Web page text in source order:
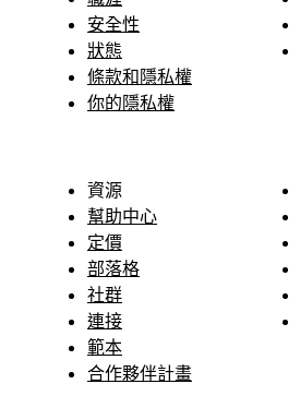
安全性
狀態
條款和隱私權
你的隱私權
資源
幫助中心
定價
部落格
社群
連接
範本
合作夥伴計畫